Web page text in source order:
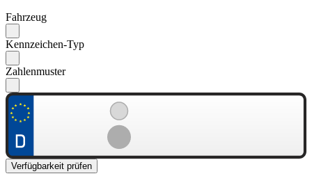
Fahrzeug
Kennzeichen-Typ
Zahlenmuster
Verfügbarkeit prüfen